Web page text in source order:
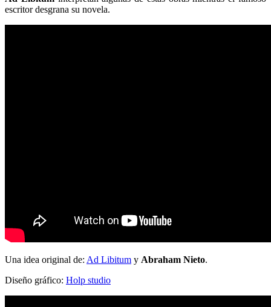
escritor desgrana su novela.
Una idea original de: Ad Libitum y Abraham Nieto.
Diseño gráfico: Holp studio